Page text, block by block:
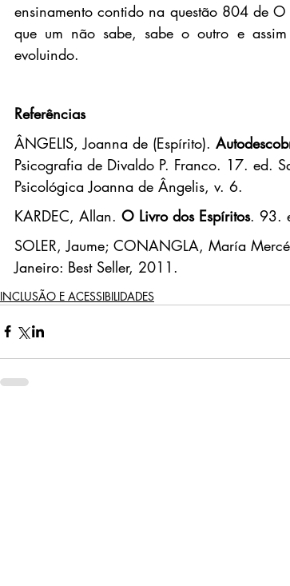
ensinamento contido na questão 804 de
que um não sabe, sabe o outro e
evoluindo.
Referências
ÂNGELIS, Joanna de (Espírito).
Psicografia de Divaldo P. Franco. 17. ed.
Psicológica Joanna de Ângelis, v. 6.
KARDEC, Allan. O Livro dos Espíritos. 93.
SOLER, Jaume; CONANGLA, María
Janeiro: Best Seller, 2011.
INCLUSÃO E ACESSIBILIDADES